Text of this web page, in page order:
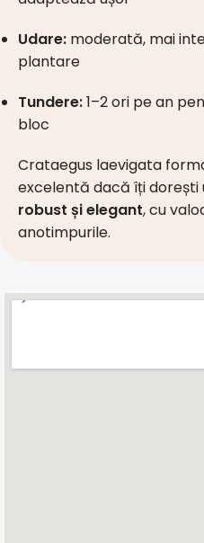
Udare: moderată, mai
plantare
Tundere:1–2 ori pe an
bloc
Crataegus laevigata
excelentă dacă îți dorești
robust și elegant, cu
anotimpurile.